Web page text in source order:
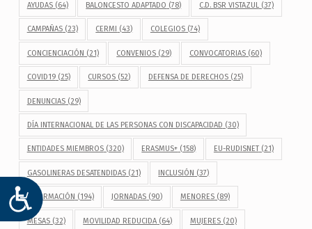
ACCESIBILIDAD
AYUDAS(64) BALONCESTO ADAPTADO (78) C.D. BSR VISTAZUL(37)
CAMPAÑAS(23) CERMI (43) COLEGIOS(74)
CONCIENCIACIÓN (21) CONVENIOS (29) CONVOCATORIAS(60)
COVID19(25) CURSOS (52) DEFENSA DE DERECHOS(25)
DENUNCIAS(29)
DÍA INTERNACIONAL DE LAS PERSONAS CON DISCAPACIDAD (30)
ENTIDADES MIEMBROS(320) ERASMUS+ (158) EU-RUDISNET(21)
GASOLINERAS DESATENDIDAS(21) INCLUSIÓN (37)
INFORMACIÓN (194) JORNADAS (90) MENORES(89)
MESAS(32) MOVILIDAD REDUCIDA (64) MUJERES(20)